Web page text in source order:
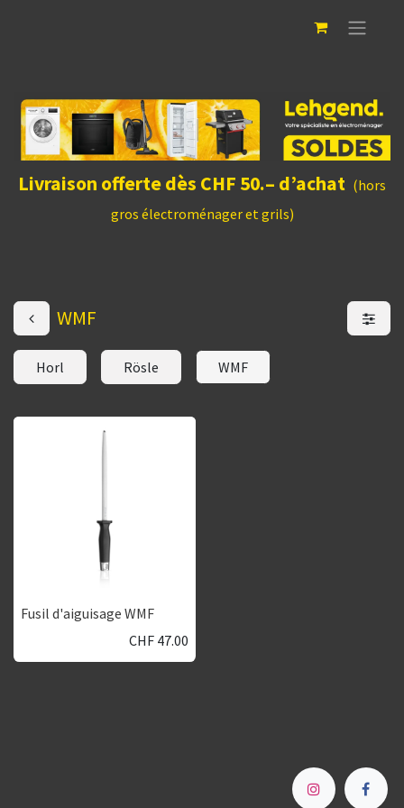
Livraison offerte dès CHF 50.– d’achat (hors
gros électroménager et grils)
WMF
Horl Rösle WMF
Fusil d'aiguisage WMF
CHF 47.00